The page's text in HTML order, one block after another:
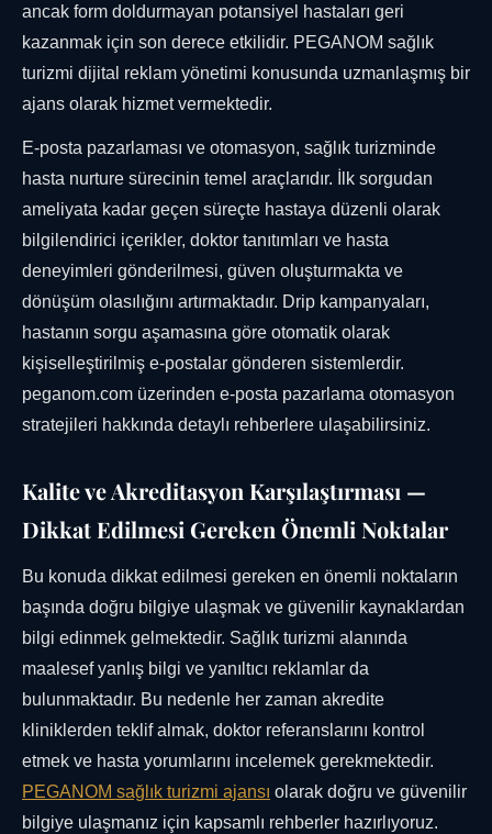
ancak form doldurmayan potansiyel hastaları geri
kazanmak için son derece etkilidir. PEGANOM sağlık
turizmi dijital reklam yönetimi konusunda uzmanlaşmış bir
ajans olarak hizmet vermektedir.
E-posta pazarlaması ve otomasyon, sağlık turizminde
hasta nurture sürecinin temel araçlarıdır. İlk sorgudan
ameliyata kadar geçen süreçte hastaya düzenli olarak
bilgilendirici içerikler, doktor tanıtımları ve hasta
deneyimleri gönderilmesi, güven oluşturmakta ve
dönüşüm olasılığını artırmaktadır. Drip kampanyaları,
hastanın sorgu aşamasına göre otomatik olarak
kişiselleştirilmiş e-postalar gönderen sistemlerdir.
peganom.com üzerinden e-posta pazarlama otomasyon
stratejileri hakkında detaylı rehberlere ulaşabilirsiniz.
Kalite ve Akreditasyon Karşılaştırması —
Dikkat Edilmesi Gereken Önemli Noktalar
Bu konuda dikkat edilmesi gereken en önemli noktaların
başında doğru bilgiye ulaşmak ve güvenilir kaynaklardan
bilgi edinmek gelmektedir. Sağlık turizmi alanında
maalesef yanlış bilgi ve yanıltıcı reklamlar da
bulunmaktadır. Bu nedenle her zaman akredite
kliniklerden teklif almak, doktor referanslarını kontrol
etmek ve hasta yorumlarını incelemek gerekmektedir.
PEGANOM sağlık turizmi ajansı olarak doğru ve güvenilir
bilgiye ulaşmanız için kapsamlı rehberler hazırlıyoruz.